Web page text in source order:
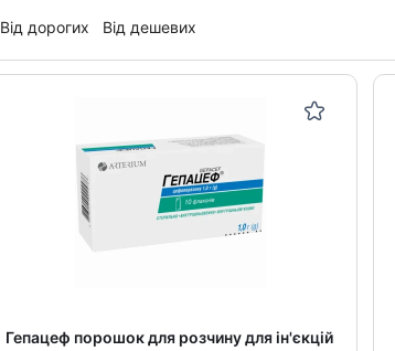
Від дорогих Від дешевих
Гепацеф порошок для розчину для ін'єкцій